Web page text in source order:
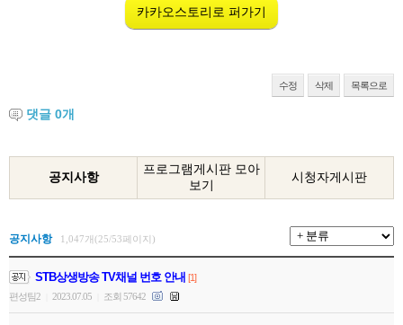
카카오스토리로 퍼가기
수정 삭제 목록으로
댓글 0개
공지사항
프로그램게시판 모아
보기
시청자게시판
공지사항 1,047개(25/53페이지)
STB상생방송 TV채널 번호 안내 [1]
편성팀2
2023.07.05 조회 57642